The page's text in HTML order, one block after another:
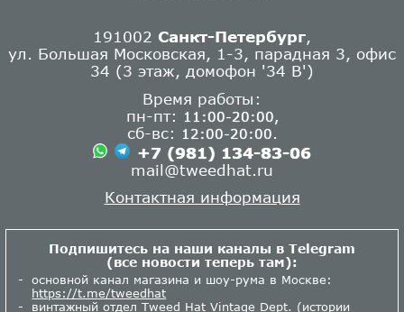
191002 Санкт-Петербург
ул. Большая Московская, 1-3, парадная 3, офис
34 (3 этаж, домофон '34 В')
Время работы:
пн-пт:
11:00-20:00,
сб-вс: 12:00-20:00
+7 (981) 134-83-06
mail@tweedhat.ru
Контактная информация
Подпишитесь на наши каналы в Telegram
(все новости теперь там):
основной канал магазина и шоу-рума в Москве:
https://t.me/tweedhat
винтажный отдел Tweed Hat Vintage Dept. (истории